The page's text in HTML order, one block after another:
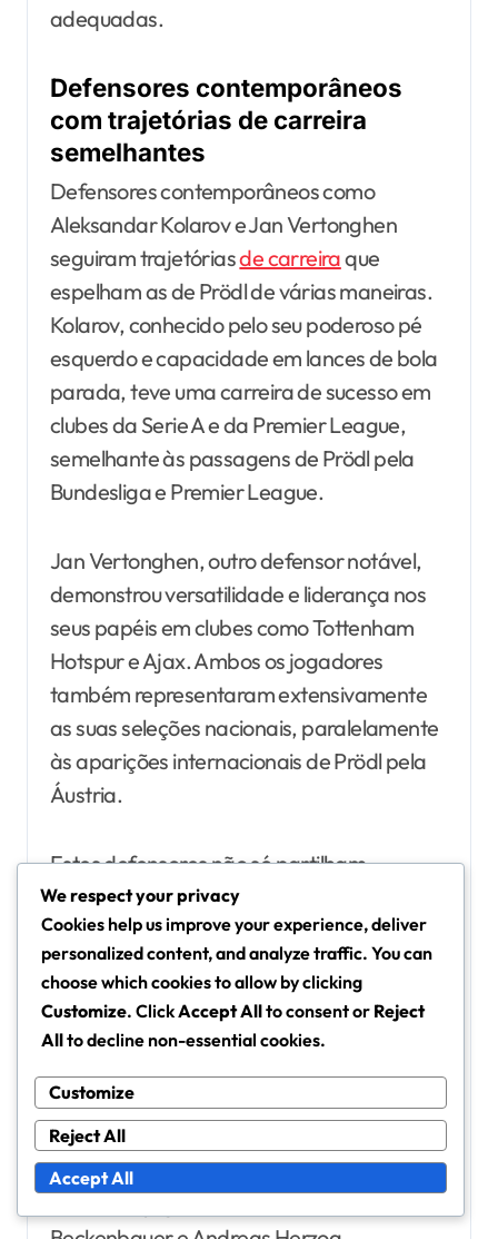
adequadas.
Defensores contemporâneos
com trajetórias de carreira
semelhantes
Defensores contemporâneos como
Aleksandar Kolarov e Jan Vertonghen
seguiram trajetóriasde carreiraque
espelham as de Prödl de várias maneiras.
Kolarov, conhecido pelo seu poderoso pé
esquerdo e capacidade em lances de bola
parada, teve uma carreira de sucesso em
clubes da Serie A e da Premier League,
semelhante às passagens de Prödl pela
Bundesliga e Premier League.
Jan Vertonghen, outro defensor notável,
demonstrou versatilidade e liderança nos
seus papéis em clubes como Tottenham
Hotspur e Ajax. Ambos os jogadores
também representaram extensivamente
as suas seleções nacionais, paralelamente
às aparições internacionais de Prödl pela
Áustria.
Estes defensores não só partilham
experiências semelhantes nas ligas, mas
também contribuíram significativamente
para as suas seleções nacionais,
enfatizando a importância da estabilidade
defensiva em competições internacionais.
Comparações históricas com
antigos futebolistas austríacos
Ao considerar figuras históricas no futebol
We respect your privacy
Cookies help us improve your experience, deliver
personalized content, and analyze traffic. You can
choose which cookies to allow by clicking
Customize. ClickAccept Allto consent or Reject
Allto decline non-essential cookies.
Customize
Reject All
Accept All